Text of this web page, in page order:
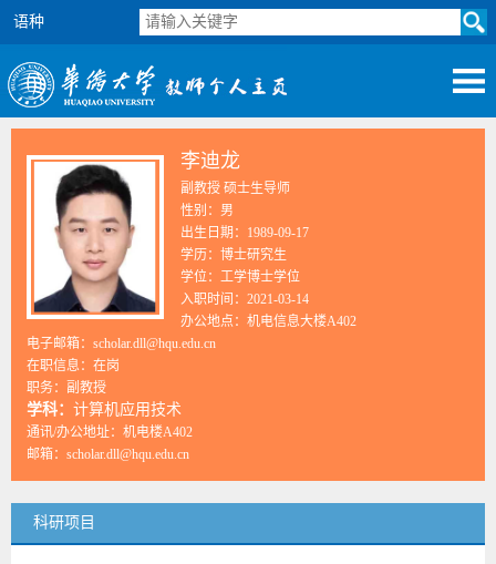
语种
李迪龙
副教授 硕士生导师
性别：男
出生日期：1989-09-17
学历：博士研究生
学位：工学博士学位
入职时间：2021-03-14
办公地点：机电信息大楼A402
电子邮箱： scholar.dll@hqu.edu.cn
在职信息：在岗
职务：副教授
学科： 计算机应用技术
通讯/办公地址： 机电楼A402
邮箱： scholar.dll@hqu.edu.cn
科研项目